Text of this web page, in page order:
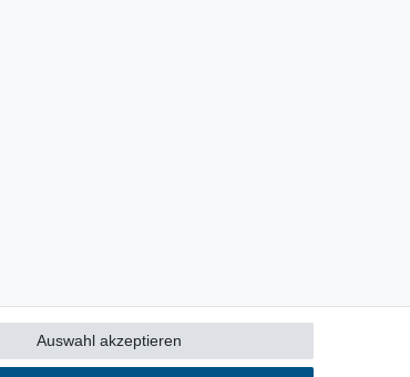
Auswahl akzeptieren